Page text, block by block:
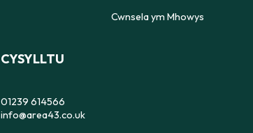
Cwnsela ym Mhowys
CYSYLLTU
01239 614566
info@area43.co.uk